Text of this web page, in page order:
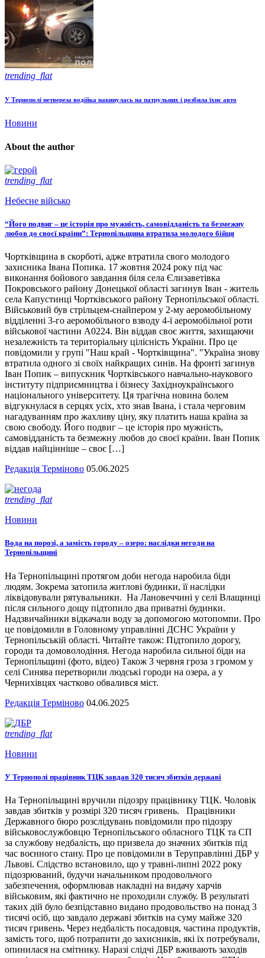
trending_flat
У Тернополі нетвереза водійка накинулась на патрульних і розбила їхнє авто
Новини
About the author
trending_flat
Небесне військо
“Його подвиг – це історія про мужність, самовідданість та безмежну
любов до своєї країни”: Тернопільщина втратила молодого бійця
Чортківщина в скорботі, адже втратила свого молодого
захисника Івана Попика. 17 жовтня 2024 року під час
виконання бойового завдання біля села Єлизаветівка
Покровського району Донецької області загинув Іван - житель
села Капустинці Чортківського району Тернопільської області.
Військовий був стрільцем-снайпером у 2-му аеромобільному
відділенні 3-го аеромобільного взводу 4-ї аеромобільної роти
військової частини А0224. Він віддав своє життя, захищаючи
незалежність та територіальну цілісність України. Про це
повідомили у групі "Наш край - Чортківщина". "Україна знову
втратила одного зі своїх найкращих синів. На фронті загинув
Іван Попик – випускник Чортківського навчально-наукового
інституту підприємництва і бізнесу Західноукраїнського
національного університету. Ця трагічна новина болем
відгукнулася в серцях усіх, хто знав Івана, і стала черговим
нагадуванням про жахливу ціну, яку платить наша країна за
свою свободу. Його подвиг – це історія про мужність,
самовідданість та безмежну любов до своєї країни. Іван Попик
віддав найцінніше – своє […]
Редакція Терміново 05.06.2025
trending_flat
Новини
Вода на порозі, а замість городу – озеро: наслідки негоди на
Тернопільщині
На Тернопільщині протягом доби негода наробила біди
людям. Зокрема затопила житлові будинки, її наслідки
ліквідовували рятувальники. На Лановеччині у селі Влащинці
після сильного дощу підтопило два приватні будинки.
Надзвичайники відкачали воду за допомогою мотопомпи. Про
це повідомили в Головному управлінні ДСНС України у
Тернопільській області. Читайте також: Підтопило дорогу,
городи та домоволодіння. Негода наробила сильної біди на
Тернопільщині (фото, відео) Також 3 червня гроза з громом у
селі Синява перетворили людські городи на озера, а у
Чернихівцях частково обвалився міст.
Редакція Терміново 04.06.2025
trending_flat
Новини
У Тернополі працівник ТЦК завдав 320 тисяч збитків державі
На Тернопільщині вручили підозру працівнику ТЦК. Чоловік
завдав збитків у розмірі 320 тисяч гривень. Працівники
Державного бюро розслідувань повідомили про підозру
військовослужбовцю Тернопільського обласного ТЦК та СП
за службову недбалість, що призвела до значних збитків під
час воєнного стану. Про це повідомили в Теруправлінні ДБР у
Львові. Слідство встановило, що у травні-липні 2022 року
підозрюваний, будучи начальником продовольчого
забезпечення, оформлював накладні на видачу харчів
військовим, які фактично не проходили службу. В результаті
таких дій було безпідставно видано продовольство на понад 3
тисячі осіб, що завдало державі збитків на суму майже 320
тисяч гривень. Через недбалість посадовця, частина продуктів,
замість того, щоб потрапити до захисників, які їх потребували,
опинилася на смітнику. Наразі слідчі ДБР вживають заходів